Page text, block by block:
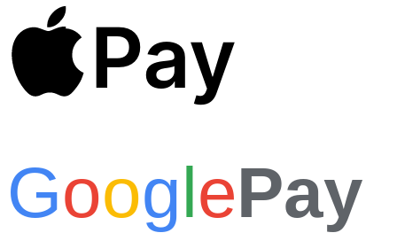
Pay
GooglePay